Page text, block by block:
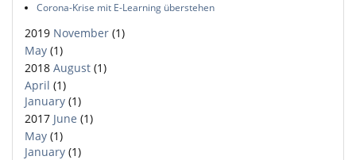
Corona-Krise mit E-Learning überstehen
2019 November (1)
May (1)
2018 August (1)
April (1)
January (1)
2017 June (1)
May (1)
January (1)